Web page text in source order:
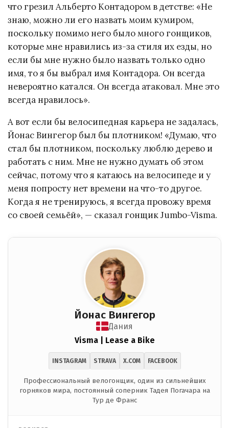
что грезил Альберто Контадором в детстве: «Не
знаю, можно ли его назвать моим кумиром,
поскольку помимо него было много гонщиков,
которые мне нравились из-за стиля их езды, но
если бы мне нужно было назвать только одно
имя, то я бы выбрал имя Контадора. Он всегда
невероятно катался. Он всегда атаковал. Мне это
всегда нравилось».
А вот если бы велосипедная карьера не задалась,
Йонас Вингегор был бы плотником! «Думаю, что
стал бы плотником, поскольку люблю дерево и
работать с ним. Мне не нужно думать об этом
сейчас, потому что я катаюсь на велосипеде и у
меня попросту нет времени на что-то другое.
Когда я не тренируюсь, я всегда провожу время
со своей семьёй», — сказал гонщик Jumbo-Visma.
Йонас Вингегор
Дания
Visma | Lease a Bike
INSTAGRAM STRAVA X.COM FACEBOOK
Профессиональный велогонщик, один из сильнейших
горняков мира, постоянный соперник Тадея Погачара на
Тур де Франс